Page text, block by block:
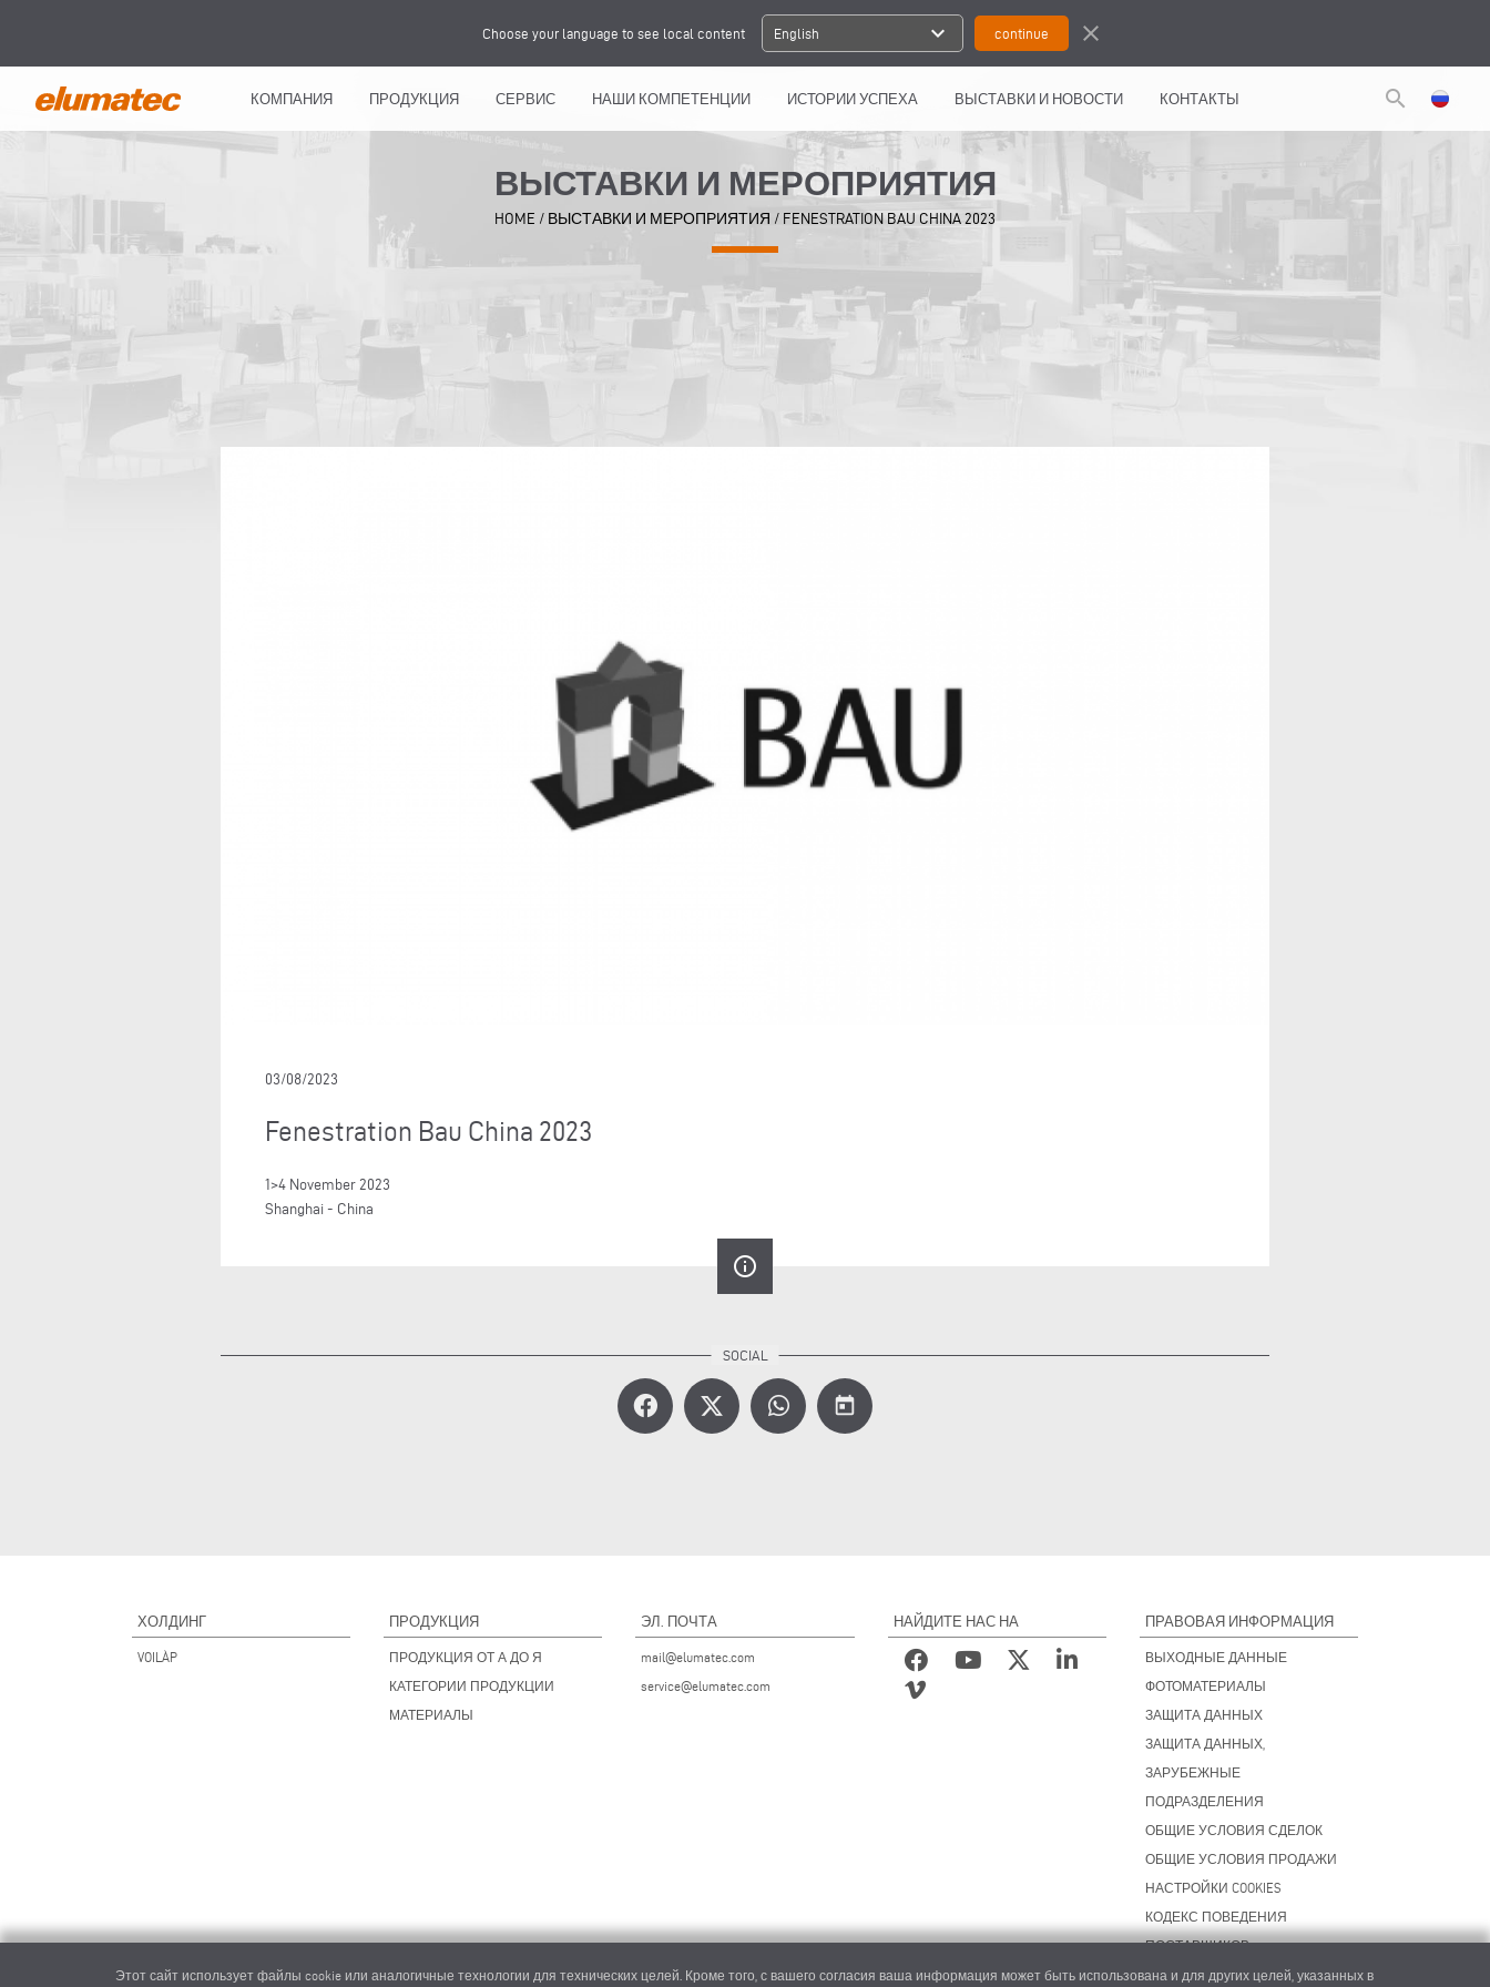
Choose your language to see local content English expand_more close
КОМПАНИЯ ПРОДУКЦИЯ СЕРВИС НАШИ КОМПЕТЕНЦИИ ИСТОРИИ УСПЕХА ВЫСТАВКИ И НОВОСТИ КОНТАКТЫ search
ВЫСТАВКИ И МЕРОПРИЯТИЯ
HOME / ВЫСТАВКИ И МЕРОПРИЯТИЯ / FENESTRATION BAU CHINA 2023
03/08/2023
Fenestration Bau China 2023
1>4 November 2023
Shanghai - China
info_outline
today
ХОЛДИНГ
VOILÀP
ПРОДУКЦИЯ
ПРОДУКЦИЯ ОТ А ДО Я
КАТЕГОРИИ ПРОДУКЦИИ
МАТЕРИАЛЫ
ЭЛ. ПОЧТА
mail@elumatec.com
service@elumatec.com
НАЙДИТЕ НАС НА ПРАВОВАЯ ИНФОРМАЦИЯ
ВЫХОДНЫЕ ДАННЫЕ
ФОТОМАТЕРИАЛЫ
ЗАЩИТА ДАННЫХ
ЗАЩИТА ДАННЫХ,
ЗАРУБЕЖНЫЕ
ПОДРАЗДЕЛЕНИЯ
ОБЩИЕ УСЛОВИЯ СДЕЛОК
ОБЩИЕ УСЛОВИЯ ПРОДАЖИ
НАСТРОЙКИ COOKIES
КОДЕКС ПОВЕДЕНИЯ
ПОСТАВЩИКОВ
Этот сайт использует файлы cookie или аналогичные технологии для технических целей. Кроме того, с вашего согласия ваша информация может быть использована и для других целей, указанных в